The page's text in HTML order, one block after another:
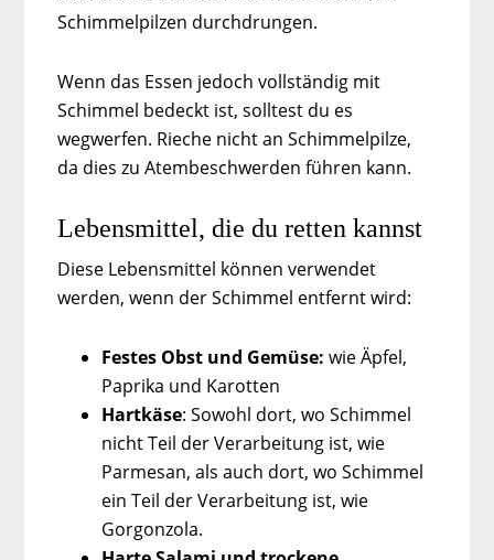
Schimmelpilzen durchdrungen.
Wenn das Essen jedoch vollständig mit
Schimmel bedeckt ist, solltest du es
wegwerfen. Rieche nicht an Schimmelpilze,
da dies zu Atembeschwerden führen kann.
Lebensmittel, die du retten kannst
Diese Lebensmittel können verwendet
werden, wenn der Schimmel entfernt wird:
Festes Obst und Gemüse: wie Äpfel,
Paprika und Karotten
Hartkäse: Sowohl dort, wo Schimmel
nicht Teil der Verarbeitung ist, wie
Parmesan, als auch dort, wo Schimmel
ein Teil der Verarbeitung ist, wie
Gorgonzola.